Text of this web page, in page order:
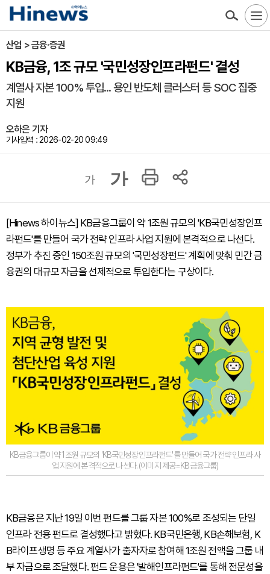
산업 > 금융·증권
KB금융, 1조 규모 '국민성장인프라펀드' 결성
계열사 자본 100% 투입... 용인 반도체 클러스터 등 SOC 집중
지원
오하은 기자
기사입력 : 2026-02-20 09:49
가 가
[Hinews 하이뉴스] KB금융그룹이 약 1조원 규모의 'KB국민성장인프
라펀드'를 만들어 국가 전략 인프라 사업 지원에 본격적으로 나선다.
정부가 추진 중인 150조원 규모의 '국민성장펀드' 계획에 맞춰 민간 금
융권의 대규모 자금을 선제적으로 투입한다는 구상이다.
KB금융그룹이 약 1조원 규모의 'KB국민성장인프라펀드'를 만들어 국가 전략 인프라 사
업 지원에 본격적으로 나선다. (이미지 제공=KB금융그룹)
KB금융은 지난 19일 이번 펀드를 그룹 자본 100%로 조성되는 단일
인프라 전용 펀드로 결성했다고 밝혔다. KB국민은행, KB손해보험, K
B라이프생명 등 주요 계열사가 출자자로 참여해 1조원 전액을 그룹 내
부 자금으로 조달했다. 펀드 운용은 '발해인프라펀드'를 통해 전문성을